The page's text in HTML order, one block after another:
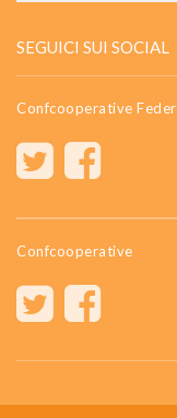
SEGUICI SUI SOCIAL
Confcooperative
Confcooperative